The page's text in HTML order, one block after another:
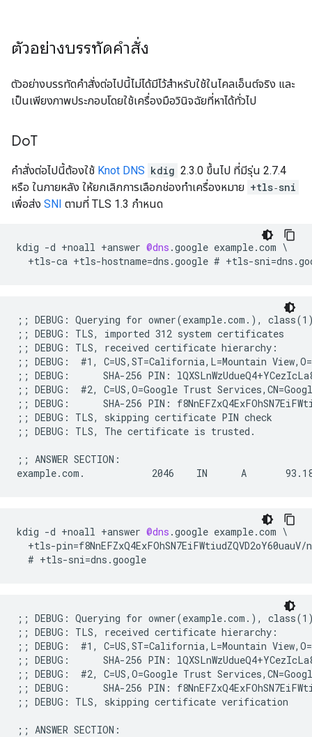
ตัวอย่างบรรทัดคำสั่ง
ตัวอย่างบรรทัดคำสั่งต่อไปนี้ไม่ได้มีไว้สำหรับใช้ในไคลเอ็นต์จริง และ
เป็นเพียงภาพประกอบโดยใช้เครื่องมือวินิจฉัยที่หาได้ทั่วไป
DoT
คำสั่งต่อไปนี้ต้องใช้ Knot DNS kdig 2.3.0 ขึ้นไป ที่มีรุ่น 2.7.4
หรือ ในภายหลัง ให้ยกเลิกการเลือกช่องทำเครื่องหมาย +tls‑sni
เพื่อส่ง SNI ตามที่ TLS 1.3 กำหนด
kdig -d +noall +answer @dns .google example.com \
+tls-ca +tls-hostname=dns .google # +tls-sni=dns .
;; DEBUG: Querying for owner(example.com.),
;; DEBUG: TLS, imported 312 system certificates
;; DEBUG: TLS, received certificate hierarchy:
;; DEBUG:  #1, C=US,ST=California,L=Mountain
;; DEBUG:      SHA-256 PIN:
;; DEBUG:  #2, C=US,O=Google Trust
;; DEBUG:      SHA-256 PIN:
;; DEBUG: TLS, skipping certificate PIN check
;; DEBUG: TLS, The certificate is trusted.
;; ANSWER SECTION:
kdig -d +noall +answer @dns .google example.com \
+tls-pin=f8NnEFZxQ4ExFOhSN7EiFWtiudZQVD2oY60uauV/
# +tls-sni=dns .google
;; DEBUG: Querying for owner(example.com.),
;; DEBUG: TLS, received certificate hierarchy:
;; DEBUG:  #1, C=US,ST=California,L=Mountain
;; DEBUG:      SHA-256 PIN:
;; DEBUG:  #2, C=US,O=Google Trust
;; DEBUG:      SHA-256 PIN:
;; DEBUG: TLS, skipping certificate verification
;; ANSWER SECTION: